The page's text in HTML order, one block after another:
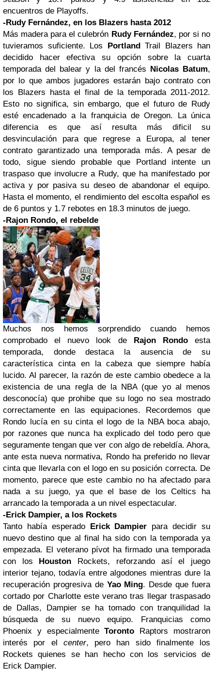
encuentros de Playoffs.
-Rudy Fernández, en los Blazers hasta 2012
Más madera para el culebrón Rudy Fernández, por si no
tuvieramos suficiente. Los PortlandTrail Blazers han
decidido hacer efectiva su opción sobre la cuarta
temporada del balear y la del francés Nicolas Batum,
por lo que ambos jugadores estarán bajo contrato con
los Blazers hasta el final de la temporada 2011-2012.
Esto no significa, sin embargo, que el futuro de Rudy
esté encadenado a la franquicia de Oregon. La única
diferencia es que así resulta más dificil su
desvinculación para que regrese a Europa, al tener
contrato garantizado una temporada más. A pesar de
todo, sigue siendo probable que Portland intente un
traspaso que involucre a Rudy, que ha manifestado por
activa y por pasiva su deseo de abandonar el equipo.
Hasta el momento, el rendimiento del escolta español es
de 6 puntos y 1.7 rebotes en 18.3 minutos de juego.
-Rajon Rondo, el rebelde
Muchos nos hemos sorprendido cuando hemos
comprobado el nuevo look de Rajon Rondoesta
temporada, donde destaca la ausencia de su
característica cinta en la cabeza que siempre había
lucido. Al parecer, la razón de este cambio obedece a la
existencia de una regla de la NBA (que yo al menos
desconocía) que prohibe que su logo no sea mostrado
correctamente en las equipaciones. Recordemos que
Rondo lucía en su cinta el logo de la NBA boca abajo,
por razones que nunca ha explicado del todo pero que
seguramente tengan que ver con algo de rebeldía. Ahora,
ante esta nueva normativa, Rondo ha preferido no llevar
cinta que llevarla con el logo en su posición correcta. De
momento, parece que este cambio no ha afectado para
nada a su juego, ya que el base de los Celtics ha
arrancado la temporada a un nivel espectacular.
-Erick Dampier, a los Rockets
Tanto había esperado Erick Dampier para decidir su
nuevo destino que al final ha sido con la temporada ya
empezada. El veterano pívot ha firmado una temporada
con los Houston Rockets, reforzando así el juego
interior tejano, todavía entre algodones mientras dure la
recuperación progresiva de Yao Ming. Desde que fuera
cortado por Charlotte este verano tras llegar traspasado
de Dallas, Dampier se ha tomado con tranquilidad la
búsqueda de su nuevo equipo. Franquicias como
Phoenix y especialmenteToronto Raptors mostraron
interés por el center, pero han sido finalmente los
Rockets quienes se han hecho con los servicios de
Erick Dampier.